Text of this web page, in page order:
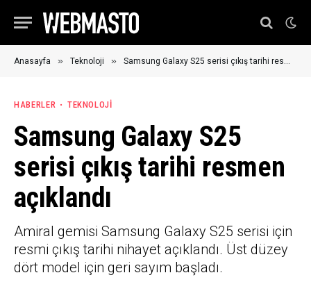
Anasayfa » Teknoloji » Samsung Galaxy S25 serisi çıkış tarihi resmen açıklandı
HABERLER TEKNOLOJI
Samsung Galaxy S25
serisi çıkış tarihi resmen
açıklandı
Amiral gemisi Samsung Galaxy S25 serisi için
resmi çıkış tarihi nihayet açıklandı. Üst düzey
dört model için geri sayım başladı.